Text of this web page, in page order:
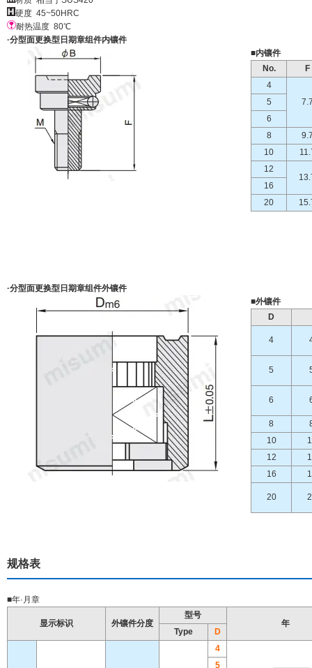
硬度 45~50HRC
耐热温度 80℃
·分型面更换型日期章组件内镶件
■内镶件
No.
F
4
5
6
8
10
12
16
20
·分型面更换型日期章组件外镶件
■外镶件
D
4
5
6
8
10
12
16
20
规格表
■年·月章
显示标识 外镶件分度
型号
年
Type
D
4
5